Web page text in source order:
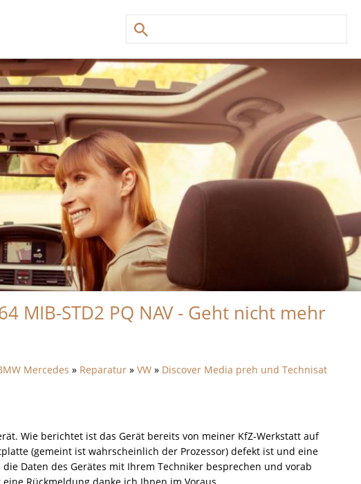
MIB-STD2 PQ NAV - Geht nicht mehr
Mercedes » Reparatur » VW » Discover Media preh und Technisat
Wie berichtet ist das Gerät bereits von meiner KfZ-Werkstatt auf
(gemeint ist wahrscheinlich der Prozessor) defekt ist und eine
Daten des Gerätes mit Ihrem Techniker besprechen und vorab